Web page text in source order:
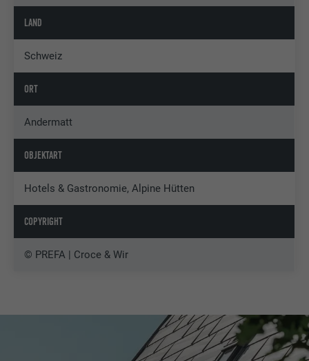
LAND
Schweiz
ORT
Andermatt
OBJEKTART
Hotels & Gastronomie, Alpine Hütten
COPYRIGHT
© PREFA | Croce & Wir